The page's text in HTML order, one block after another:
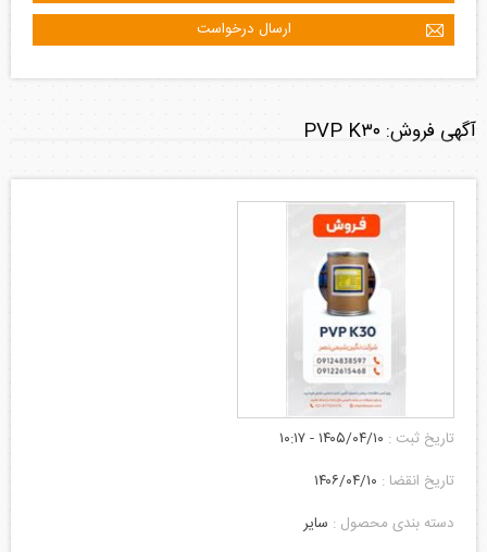
ارسال درخواست
آگهی فروش: PVP K۳۰
تاریخ ثبت : ۱۴۰۵/۰۴/۱۰ - ۱۰:۱۷
تاریخ انقضا : ۱۴۰۶/۰۴/۱۰
دسته بندی محصول : سایر